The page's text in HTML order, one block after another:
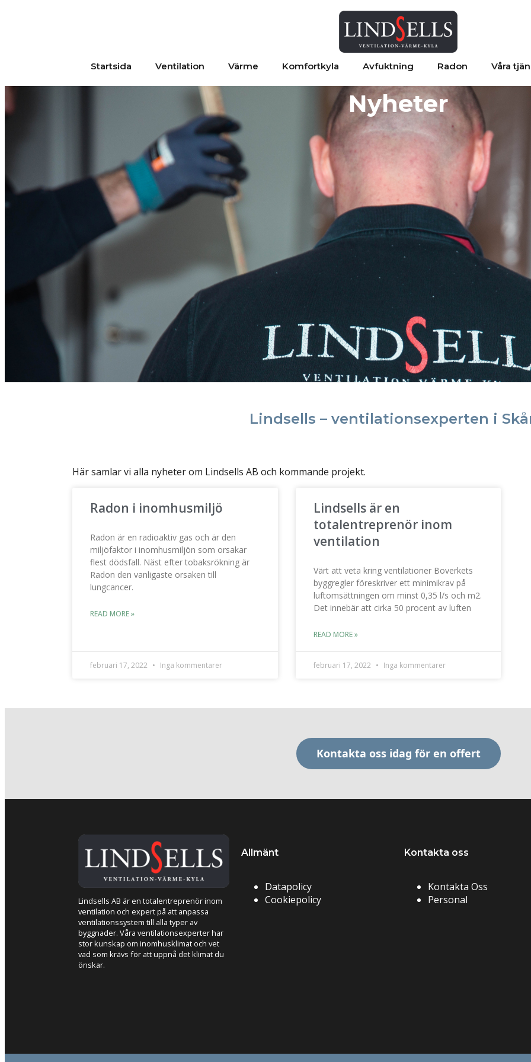
Startsida Ventilation Värme Komfortkyla Avfuktning Radon Våra
Nyheter
Lindsells – ventilationsexperten i
Här samlar vi alla nyheter om Lindsells AB och kommande projekt.
Radon i inomhusmiljö
Radon är en radioaktiv gas och är den
miljöfaktor i inomhusmiljön som orsakar
flest dödsfall. Näst efter tobaksrökning är
Radon den vanligaste orsaken till
lungcancer.
READ MORE »
februari 17, 2022 Inga kommentarer
Lindsells är en
totalentreprenör inom
ventilation
Värt att veta kring ventilationer Boverkets
byggregler föreskriver ett minimikrav på
luftomsättningen om minst 0,35 l/s och m2.
Det innebär att cirka 50 procent av luften
READ MORE »
februari 17, 2022 Inga kommentarer
Kontakta oss idag för en offert
Lindsells AB är en totalentreprenör inom
ventilation och expert på att anpassa
ventilationssystem till alla typer av
byggnader. Våra ventilationsexperter har
stor kunskap om inomhusklimat och vet
vad som krävs för att uppnå det klimat du
önskar.
Allmänt
Datapolicy
Cookiepolicy
Kontakta oss
Kontakta Oss
Personal